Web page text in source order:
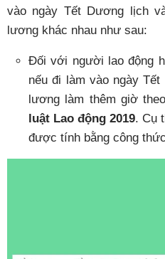
vào ngày Tết Dương lịch
lương khác nhau như sau:
Đối với người lao động
nếu đi làm vào ngày
lương làm thêm giờ
luật Lao động 2019. Cụ
được tính bằng công